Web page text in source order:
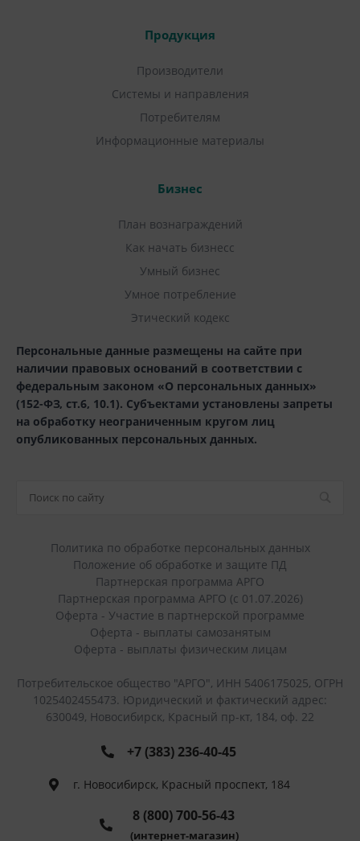
Продукция
Производители
Системы и направления
Потребителям
Информационные материалы
Бизнес
План вознаграждений
Как начать бизнесс
Умный бизнес
Умное потребление
Этический кодекс
Персональные данные размещены на сайте при
наличии правовых оснований в соответствии с
федеральным законом «О персональных данных»
(152-ФЗ, ст.6, 10.1). Субъектами установлены запреты
на обработку неограниченным кругом лиц
опубликованных персональных данных.
Политика по обработке персональных данных
Положение об обработке и защите ПД
Партнерская программа АРГО
Партнерская программа АРГО (с 01.07.2026)
Оферта - Участие в партнерской программе
Оферта - выплаты самозанятым
Оферта - выплаты физическим лицам
Потребительское общество "АРГО", ИНН 5406175025, ОГРН
1025402455473. Юридический и фактический адрес:
630049, Новосибирск, Красный пр-кт, 184, оф. 22
+7 (383) 236-40-45
г. Новосибирск, Красный проспект, 184
8 (800) 700-56-43
(интернет-магазин)